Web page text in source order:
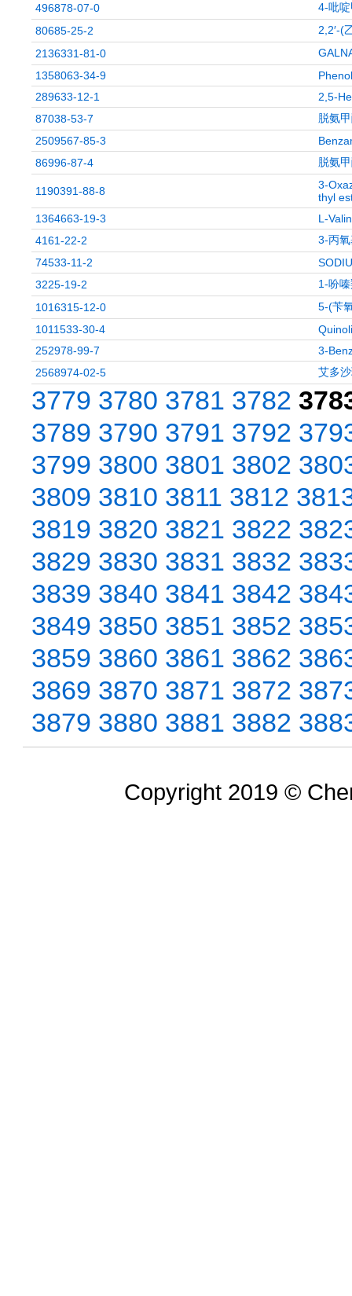
496878-07-0
4-吡
80685-25-2
2,2′-(
2136331-81-0
1358063-34-9
289633-12-1
2,5-
87038-53-7
脱氨
2509567-85-3
86996-87-4
脱氨
1190391-88-8
3-
thyl
1364663-19-3
L-
4161-22-2
3-丙
74533-11-2
3225-19-2
1-吩
1016315-12-0
5-(苄
1011533-30-4
252978-99-7
3-
2568974-02-5
艾多
3779 3780 3781 3782
3789 3790 3791 3792
3799 3800 3801 3802
3809 3810 3811 3812
3819 3820 3821 3822
3829 3830 3831 3832
3839 3840 3841 3842
3849 3850 3851 3852
3859 3860 3861 3862
3869 3870 3871 3872
3879 3880 3881 3882
Copyright 2019 ©